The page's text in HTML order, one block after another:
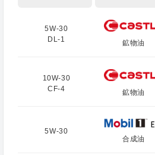
5W-30
DL-1
鉱物油
10W-30
CF-4
鉱物油
5W-30
合成油